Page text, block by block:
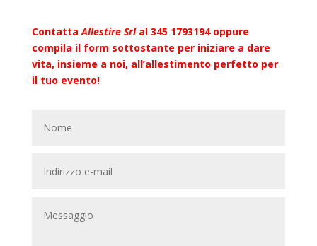
ContattaAllestire Srlal 345 1793194oppure
compila il form sottostante per iniziare a dare
vita, insieme a noi, all’allestimento perfetto per
il tuo evento!